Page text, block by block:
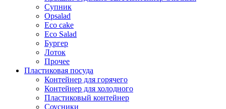
Супник
Opsalad
Eco cake
Eco Salad
Бургер
Лоток
Прочее
Пластиковая посуда
Контейнер для горячего
Контейнер для холодного
Пластиковый контейнер
Соусники